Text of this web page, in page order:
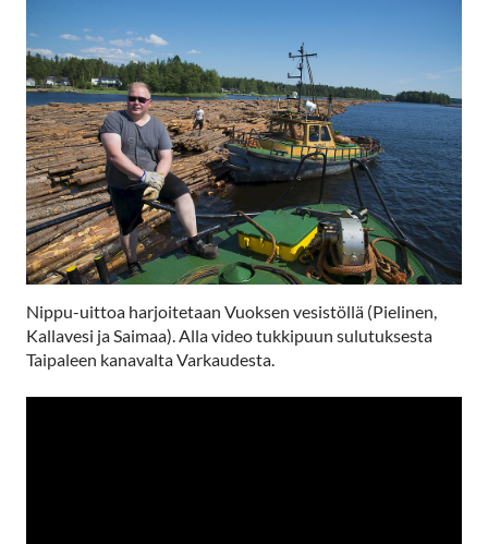
Nippu-uittoa harjoitetaan Vuoksen vesistöllä (Pielinen,
Kallavesi ja Saimaa). Alla video tukkipuun sulutuksesta
Taipaleen kanavalta Varkaudesta.